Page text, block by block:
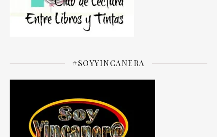
#SOYYINCANERA